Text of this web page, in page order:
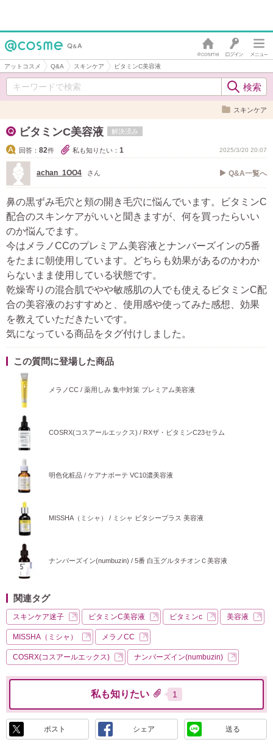
アットコスメ Q&A スキンケア ビタミンC美容液
スキンケア
ビタミンC美容液 解決済み
回答： 82件 私も知りたい： 1 2025/3/20 20:07
achan_1OO4 さん Q&A一覧へ
鼻の黒ずみ毛穴と頬の開き毛穴に悩んでいます。ビタミンC
配合のスキンケアがいいと聞きますが、何を買ったらいい
のか悩んでます。
今はメラノCCのプレミアム美容液とナンバーズインの5番
をたまに朝使用しています。どちらも効果があるのかわか
らないまま使用している状態です。
乾燥寄りの混合肌でやや敏感肌の人でも使えるビタミンC配
合の美容液のおすすめと、使用感や使ってみた感想、効果
を教えていただきたいです。
気になっている商品をタグ付けしました。
この質問に登場した商品
メラノCC / 薬用しみ 集中対策 プレミアム美容液
COSRX(コスアールエックス) / RXザ・ビタミンC23セラム
明色化粧品 / ケアナボーテ VC10濃美容液
MISSHA（ミシャ） / ミシャ ビタシープラス 美容液
ナンバーズイン(numbuzin) / 5番 白玉グルタチオンＣ美容液
関連タグ
スキンケア迷子 ビタミンC美容液 ビタミンc 美容液
MISSHA（ミシャ） メラノCC
COSRX(コスアールエックス) ナンバーズイン(numbuzin)
私も知りたい 1
ポスト シェア 送る